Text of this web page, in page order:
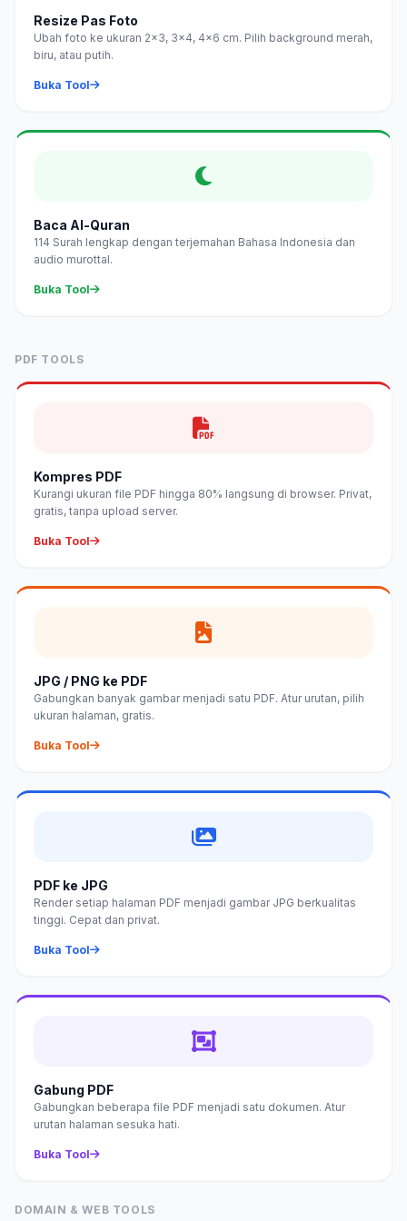
Resize Pas Foto
Ubah foto ke ukuran 2×3, 3×4, 4×6 cm. Pilih background merah,
biru, atau putih.
Buka Tool
Baca Al-Quran
114 Surah lengkap dengan terjemahan Bahasa Indonesia dan
audio murottal.
Buka Tool
PDF TOOLS
Kompres PDF
Kurangi ukuran file PDF hingga 80% langsung di browser. Privat,
gratis, tanpa upload server.
Buka Tool
JPG / PNG ke PDF
Gabungkan banyak gambar menjadi satu PDF. Atur urutan, pilih
ukuran halaman, gratis.
Buka Tool
PDF ke JPG
Render setiap halaman PDF menjadi gambar JPG berkualitas
tinggi. Cepat dan privat.
Buka Tool
Gabung PDF
Gabungkan beberapa file PDF menjadi satu dokumen. Atur
urutan halaman sesuka hati.
Buka Tool
DOMAIN & WEB TOOLS